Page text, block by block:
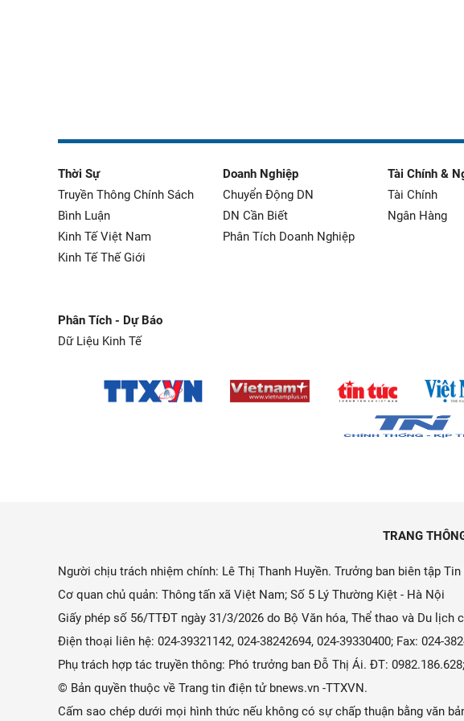
Thời Sự
Truyền Thông Chính Sách
Bình Luận
Kinh Tế Việt Nam
Kinh Tế Thế Giới
Doanh Nghiệp
Chuyển Động DN
DN Cần Biết
Phân Tích Doanh Nghiệp
Tài Chính &
Tài Chính
Ngân Hàng
Phân Tích - Dự Báo
Dữ Liệu Kinh Tế
TRANG
Người chịu trách nhiệm chính: Lê Thị Thanh Huyền. Trưởng ban biên tập Tin
Cơ quan chủ quản: Thông tấn xã Việt Nam; Số 5 Lý Thường Kiệt - Hà Nội
Giấy phép số 56/TTĐT ngày 31/3/2026 do Bộ Văn hóa, Thể thao và Du lịch
Điện thoại liên hệ: 024-39321142, 024-38242694, 024-39330400; Fax: 024-
Phụ trách hợp tác truyền thông: Phó trưởng ban Đỗ Thị Ái. ĐT:
© Bản quyền thuộc về Trang tin điện tử bnews.vn -TTXVN.
Cấm sao chép dưới mọi hình thức nếu không có sự chấp thuận bằng văn